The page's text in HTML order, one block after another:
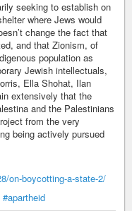
seeking to establish on
where Jews would
change the fact that
and that Zionism, of
population as
Jewish intellectuals,
Ella Shohat, Ilan
extensively that the
and the Palestinians
from the very
being actively pursued
on-boycotting-a-state-2/
#apartheid